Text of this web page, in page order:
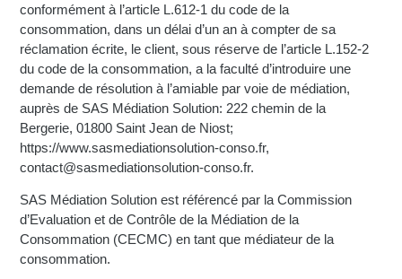
conformément à l’article L.612-1 du code de la
consommation, dans un délai d’un an à compter de sa
réclamation écrite, le client, sous réserve de l’article L.152-2
du code de la consommation, a la faculté d’introduire une
demande de résolution à l’amiable par voie de médiation,
auprès de SAS Médiation Solution: 222 chemin de la
Bergerie, 01800 Saint Jean de Niost;
https://www.sasmediationsolution-conso.fr,
contact@sasmediationsolution-conso.fr.
SAS Médiation Solution est référencé par la Commission
d’Evaluation et de Contrôle de la Médiation de la
Consommation (CECMC) en tant que médiateur de la
consommation.